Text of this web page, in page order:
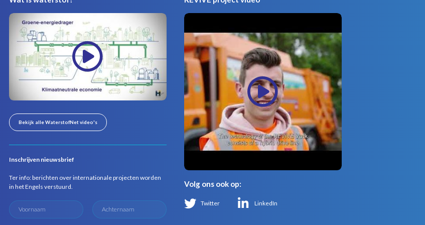
Bekijk alle WaterstofNet video's
Inschrijven nieuwsbrief
Ter info: berichten over internationale projecten worden
in het Engels verstuurd.
Volg ons ook op:
Twitter LinkedIn